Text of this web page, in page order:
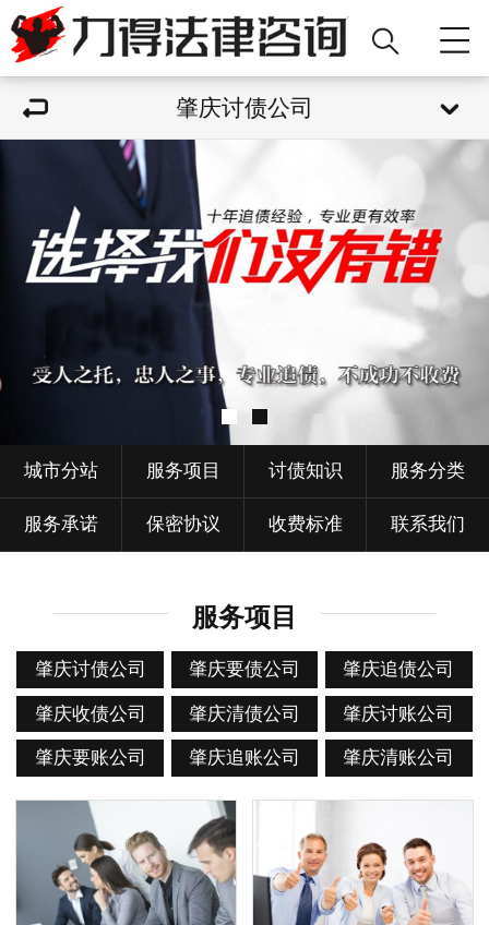
肇庆讨债公司
城市分站 服务项目 讨债知识 服务分类
服务承诺 保密协议 收费标准 联系我们
服务项目
肇庆讨债公司 肇庆要债公司 肇庆追债公司
肇庆收债公司 肇庆清债公司 肇庆讨账公司
肇庆要账公司 肇庆追账公司 肇庆清账公司